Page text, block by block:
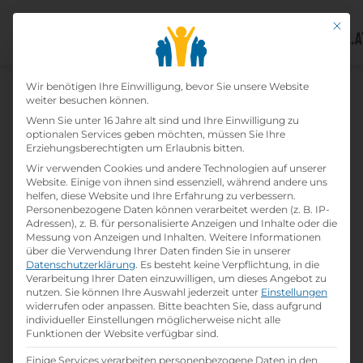
Home»Lehrbetriebe»Fliesenpool GmbH –
Nenzing
Fliesenpool Gmbh – Nenzing
printLehrstelle ausdrucken
Mit
Datenschutz-
Wir benötigen Ihre Einwilligung, bevor Sie unsere Website
weiter besuchen können.
Wenn Sie unter 16 Jahre alt sind und Ihre Einwilligung zu
optionalen Services geben möchten, müssen Sie Ihre
Erziehungsberechtigten um Erlaubnis bitten.
Wir verwenden Cookies und andere Technologien auf unserer
Website. Einige von ihnen sind essenziell, während andere uns
helfen, diese Website und Ihre Erfahrung zu verbessern.
Personenbezogene Daten können verarbeitet werden (z. B. IP-
Adressen), z. B. für personalisierte Anzeigen und Inhalte oder die
Messung von Anzeigen und Inhalten. Weitere Informationen
über die Verwendung Ihrer Daten finden Sie in unserer
Datenschutzerklärung. Es besteht keine Verpflichtung, in die
Verarbeitung Ihrer Daten einzuwilligen, um dieses Angebot zu
nutzen. Sie können Ihre Auswahl jederzeit unter Einstellungen
widerrufen oder anpassen. Bitte beachten Sie, dass aufgrund
individueller Einstellungen möglicherweise nicht alle
Funktionen der Website verfügbar sind.
Einige Services verarbeiten personenbezogene Daten in den